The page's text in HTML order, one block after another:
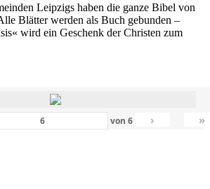
Leipzigs haben die ganze Bibel von
Blätter werden als Buch gebunden –
wird ein Geschenk der Christen zum
von6 › »